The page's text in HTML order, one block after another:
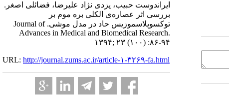
ایراندوست حبیب، یزدی نژاد علیرضا، فضائلی اصغر.
بررسی اثر عصاره‌ی الکلی بره موم بر
توکسوپلاسموزیس حاد در مدل موشی. Journal of
Advances in Medical and Biomedical Research.
۱۳۹۴; ۲۳ (۱۰۰) :۸۶-۹۴
URL: http://journal.zums.ac.ir/article-۱-۳۲۶۹-fa.html